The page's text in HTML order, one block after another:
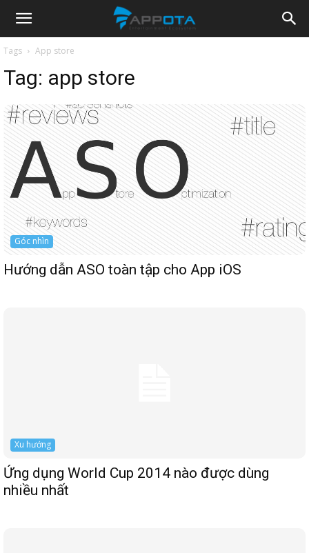
Appota
News
Tags App store
Tag: app store
Góc nhìn
Hướng dẫn ASO toàn tập cho App iOS
Xu hướng
Ứng dụng World Cup 2014 nào được dùng
nhiều nhất